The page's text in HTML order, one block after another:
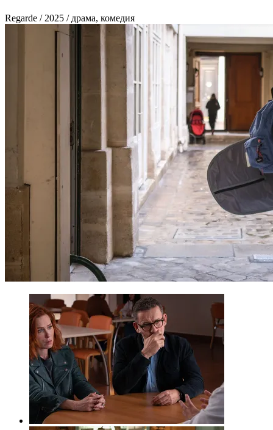
Regarde / 2025 / драма, комедия